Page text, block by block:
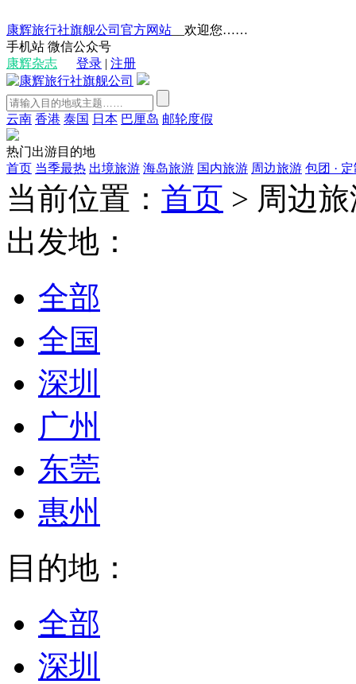
康辉旅行社旗舰公司官方网站 __欢迎您……
手机站 微信公众号
康辉杂志
登录 | 注册
云南 香港 泰国 日本 巴厘岛 邮轮度假
热门出游目的地
首页 当季最热 出境旅游 海岛旅游 国内旅游 周边旅游 包团 ·
当前位置： 首页 > 周边
出发地：
全部
全国
深圳
广州
东莞
惠州
目的地：
全部
深圳